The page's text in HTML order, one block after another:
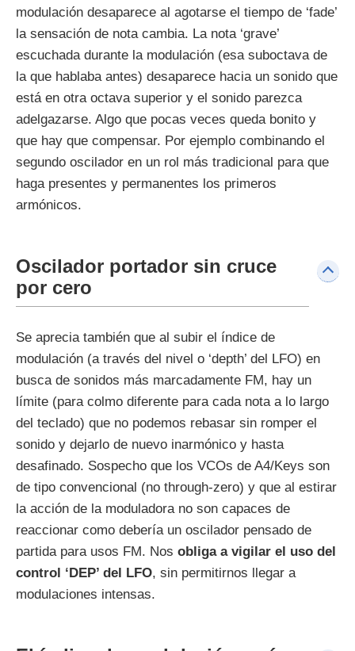
modulación desaparece al agotarse el tiempo de ‘fade’
la sensación de nota cambia. La nota ‘grave’
escuchada durante la modulación (esa suboctava de
la que hablaba antes) desaparece hacia un sonido que
está en otra octava superior y el sonido parezca
adelgazarse. Algo que pocas veces queda bonito y
que hay que compensar. Por ejemplo combinando el
segundo oscilador en un rol más tradicional para que
haga presentes y permanentes los primeros
armónicos.
Oscilador portador sin cruce
por cero
Se aprecia también que al subir el índice de
modulación (a través del nivel o ‘depth’ del LFO) en
busca de sonidos más marcadamente FM, hay un
límite (para colmo diferente para cada nota a lo largo
del teclado) que no podemos rebasar sin romper el
sonido y dejarlo de nuevo inarmónico y hasta
desafinado. Sospecho que los VCOs de A4/Keys son
de tipo convencional (no through-zero) y que al estirar
la acción de la moduladora no son capaces de
reaccionar como debería un oscilador pensado de
partida para usos FM. Nos obliga a vigilar el uso del
control ‘DEP’ del LFO, sin permitirnos llegar a
modulaciones intensas.